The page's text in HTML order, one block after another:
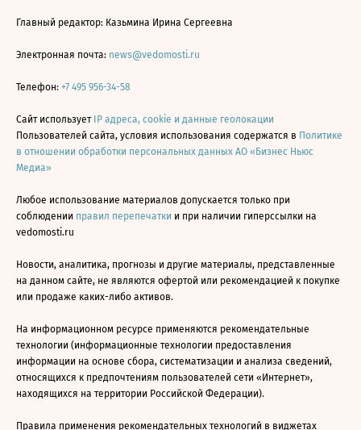
Главный редактор: Казьмина Ирина Сергеевна
Электронная почта: news@vedomosti.ru
Телефон: +7 495 956-34-58
Сайт использует IP адреса, cookie и данные геолокации
Пользователей сайта, условия использования содержатся в Политике
в отношении обработки персональных данных АО «Бизнес Ньюс
Медиа»
Любое использование материалов допускается только при
соблюдении правил перепечатки и при наличии гиперссылки на
vedomosti.ru
Новости, аналитика, прогнозы и другие материалы, представленные
на данном сайте, не являются офертой или рекомендацией к покупке
или продаже каких-либо активов.
На информационном ресурсе применяются рекомендательные
технологии (информационные технологии предоставления
информации на основе сбора, систематизации и анализа сведений,
относящихся к предпочтениям пользователей сети «Интернет»,
находящихся на территории Российской Федерации).
Правила применения рекомендательных технологий в виджетах